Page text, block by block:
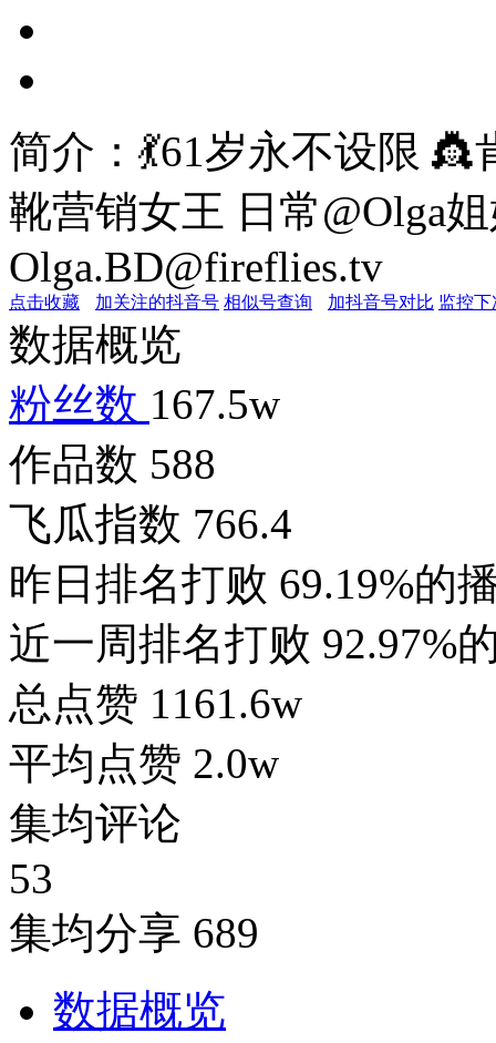
简介： 💃61岁永不设限
靴营销女王 日常@Olga
Olga.BD@fireflies.tv
点击收藏 加关注的抖音号 相似号查询 加抖音号对比 监控
数据概览
粉丝数 167.5w
作品数 588
飞瓜指数 766.4
昨日排名打败 69.19%的
近一周排名打败 92.97%
总点赞 1161.6w
平均点赞 2.0w
集均评论
53
集均分享 689
数据概览